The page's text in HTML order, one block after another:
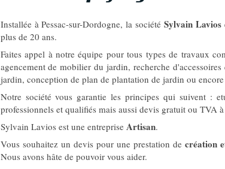
Installée à Pessac-sur-Dordogne, la sociétéSylvain Lavios
plus de 20 ans.
Faites appel à notre équipe pour tous types de travaux
agencement de mobilier du jardin, recherche
jardin, conception de plan de plantation de jardin ou
Notre société vous garantie les principes qui suivent :
professionnels et qualifiés mais aussi devis gratuit ou TVA
Sylvain Lavios est une entreprise Artisan.
Vous souhaitez un devis pour une prestation de création
Nous avons hâte de pouvoir vous aider.